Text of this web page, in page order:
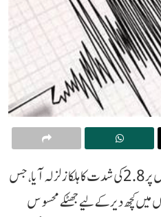
نئی دہلی : دہلی میں پیر کی صبح ریکٹر اسکیل پر 2.8 کی شدت کا ہلکا زلزلہ آیا، جس
کچھ دیر کے لیے جھٹکے محسوس